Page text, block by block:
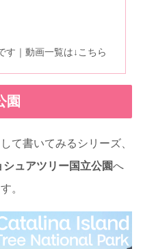
す｜動画一覧は↓こちら
園
て書いてみるシリーズ、
シュアツリー国立公園へ
。